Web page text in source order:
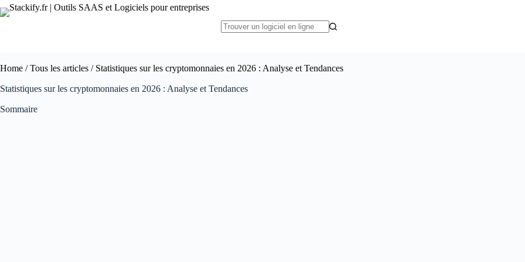
Home /Tous les articles / Statistiques sur les cryptomonnaies en 2026 : Analyse et Tendances
Statistiques sur les cryptomonnaies en 2026 : Analyse et Tendances
Sommaire